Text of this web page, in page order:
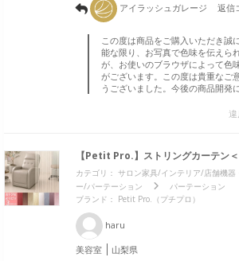
アイラッシュガレージ 返信
この度は商品をご購入いただき誠
能な限り、お写真で色味を伝えら
が、お使いのブラウザによって色
がございます。この度は貴重なご
うございました。今後の商品開発
【Petit Pro.】ストリングカーテン
カテゴリ： サロン家具/インテリア/店舗機器
ー/パーテーション
パーテーション
ブランド： Petit Pro.（プチプロ）
haru
美容室 山梨県